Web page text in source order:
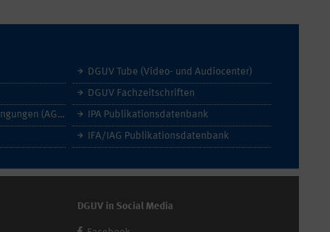
Allgemeine Geschäftsbedingungen (AGB)
DGUV Tube (Video- und Audiocenter)
DGUV Fachzeitschriften
IPA Publikationsdatenbank
IFA/IAG Publikationsdatenbank
DGUV in Social Media